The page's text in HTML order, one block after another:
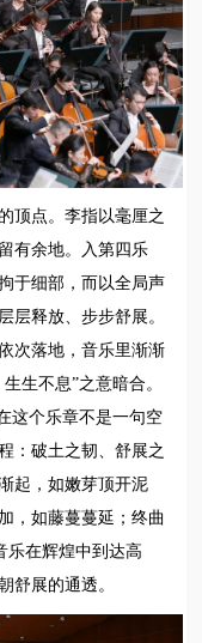
顶点。李指以毫厘之
有余地。入第四乐
于细部，而以全局声
层释放、步步舒展。
次落地，音乐里渐渐
生不息”之意暗合。
这个乐章不是一句空
：破土之韧、舒展之
起，如嫩芽顶开泥
，如藤蔓蔓延；终曲
乐在辉煌中到达高
舒展的通透。